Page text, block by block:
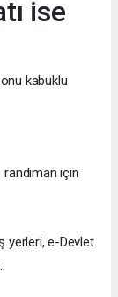
ise
kabuklu
için
yerleri, e-Devlet